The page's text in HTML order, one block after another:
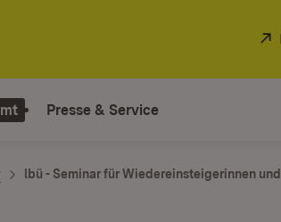
Presse & Service
lbü - Seminar für Wiedereinsteigerinnen